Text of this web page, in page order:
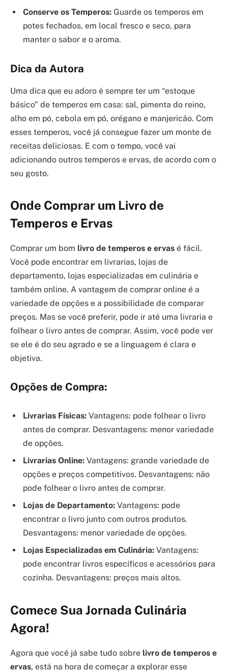
Conserve os Temperos: Guarde os temperos em
potes fechados, em local fresco e seco, para
manter o sabor e o aroma.
Dica da Autora
Uma dica que eu adoro é sempre ter um “estoque
básico” de temperos em casa: sal, pimenta do reino,
alho em pó, cebola em pó, orégano e manjericão. Com
esses temperos, você já consegue fazer um monte de
receitas deliciosas. E com o tempo, você vai
adicionando outros temperos e ervas, de acordo com o
seu gosto.
Onde Comprar um Livro de
Temperos e Ervas
Comprar um bom livro de temperos e ervas é fácil.
Você pode encontrar em livrarias, lojas de
departamento, lojas especializadas em culinária e
também online. A vantagem de comprar online é a
variedade de opções e a possibilidade de comparar
preços. Mas se você preferir, pode ir até uma livraria e
folhear o livro antes de comprar. Assim, você pode ver
se ele é do seu agrado e se a linguagem é clara e
objetiva.
Opções de Compra:
Livrarias Físicas: Vantagens: pode folhear o livro
antes de comprar. Desvantagens: menor variedade
de opções.
Livrarias Online: Vantagens: grande variedade de
opções e preços competitivos. Desvantagens: não
pode folhear o livro antes de comprar.
Lojas de Departamento: Vantagens: pode
encontrar o livro junto com outros produtos.
Desvantagens: menor variedade de opções.
Lojas Especializadas em Culinária: Vantagens:
pode encontrar livros específicos e acessórios para
cozinha. Desvantagens: preços mais altos.
Comece Sua Jornada Culinária
Agora!
Agora que você já sabe tudo sobre livro de temperos e
ervas, está na hora de começar a explorar esse